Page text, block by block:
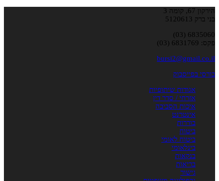
הירקון 67, קומה 3
בני ברק 5120613
6835060 (03)
פקס: 6831769 (03)
bursi2@gmail.co.il
בורסי בפייסבוק
אגודות שיתופיות
אזרחי / סדר דין
איכות הסביבה
אינטרנט
בוררות
ביטוח
ביטוח לאומי
בינלאומי
בנקאות
בריאות
גישור